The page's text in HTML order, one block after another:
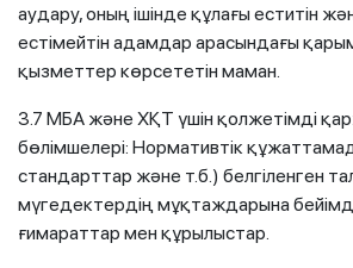
аудару, оның ішінде құлағы еститін
естімейтін адамдар арасындағы
қызметтер көрсететін маман.
3.7 МБА және ХҚТ үшін қолжетімді
бөлімшелері: Нормативтік
стандарттар және т.б.) белгіленген
мүгедектердің мұқтаждарына
ғимараттар мен құрылыстар.